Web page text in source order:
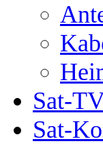
Sat-
Sat-